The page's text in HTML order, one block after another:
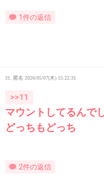
1件の返信
31. 匿名 2026/05/07(木) 15:22:31
>>11
マウントしてるんで
どっちもどっち
2件の返信